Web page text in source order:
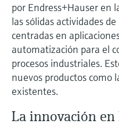
por Endress+Hauser en
las sólidas actividades
centradas en
automatización para el
procesos industriales.
nuevos productos como
existentes.
La innovación en